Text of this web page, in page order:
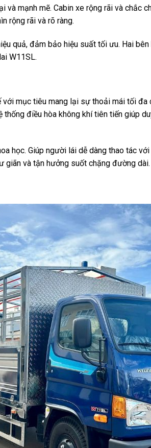
mạnh mẽ. Cabin xe rộng rãi và chắc
rộng rãi và rõ ràng.
quả, đảm bảo hiệu suất tối ưu. Hai
W11SL.
mục tiêu mang lại sự thoải mái tối
thống điều hòa không khí tiên tiến giúp
học. Giúp người lái dễ dàng thao tác
giãn và tận hưởng suốt chặng đường dài.